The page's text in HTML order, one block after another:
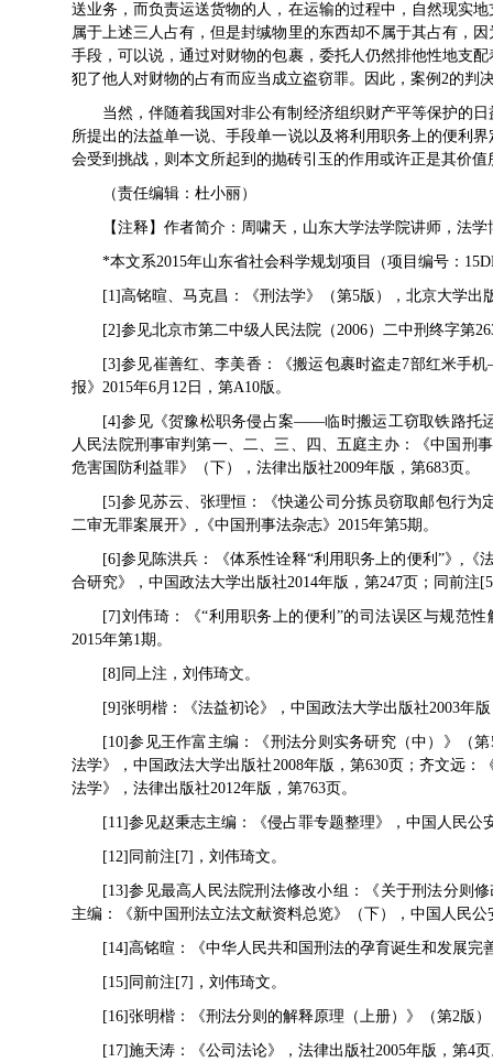
送业务，而负责运送货物的人，在运输的过程中，自然现实
属于上述三人占有，但是封缄物里的东西却不属于其占有，
手段，可以说，通过对财物的包裹，委托人仍然排他性地支
犯了他人对财物的占有而应当成立盗窃罪。因此，案例2的判
当然，伴随着我国对非公有制经济组织财产平等保护的
所提出的法益单一说、手段单一说以及将利用职务上的便利
会受到挑战，则本文所起到的抛砖引玉的作用或许正是其价值
（责任编辑：杜小丽）
【注释】作者简介：周啸天，山东大学法学院讲师，法学
*本文系2015年山东省社会科学规划项目（项目编号：
[1]高铭暄、马克昌：《刑法学》（第5版），北京大学出
[2]参见北京市第二中级人民法院（2006）二中刑终字第
[3]参见崔善红、李美香：《搬运包裹时盗走7部红米手
报》2015年6月12日，第A10版。
[4]参见《贺豫松职务侵占案——临时搬运工窃取铁路托
人民法院刑事审判第一、二、三、四、五庭主办：《中国刑
危害国防利益罪》（下），法律出版社2009年版，第683页。
[5]参见苏云、张理恒：《快递公司分拣员窃取邮包行
二审无罪案展开》,《中国刑事法杂志》2015年第5期。
[6]参见陈洪兵：《体系性诠释“利用职务上的便利”》,《
合研究》，中国政法大学出版社2014年版，第247页；同前注
[7]刘伟琦：《“利用职务上的便利”的司法误区与规范
2015年第1期。
[8]同上注，刘伟琦文。
[9]张明楷：《法益初论》，中国政法大学出版社2003年
[10]参见王作富主编：《刑法分则实务研究（中）》（
法学》，中国政法大学出版社2008年版，第630页；齐文远
法学》，法律出版社2012年版，第763页。
[11]参见赵秉志主编：《侵占罪专题整理》，中国人民公
[12]同前注[7]，刘伟琦文。
[13]参见最高人民法院刑法修改小组：《关于刑法分则
主编：《新中国刑法立法文献资料总览》（下），中国人民公
[14]高铭暄：《中华人民共和国刑法的孕育诞生和发展完
[15]同前注[7]，刘伟琦文。
[16]张明楷：《刑法分则的解释原理（上册）》（第2版
[17]施天涛：《公司法论》，法律出版社2005年版，第4